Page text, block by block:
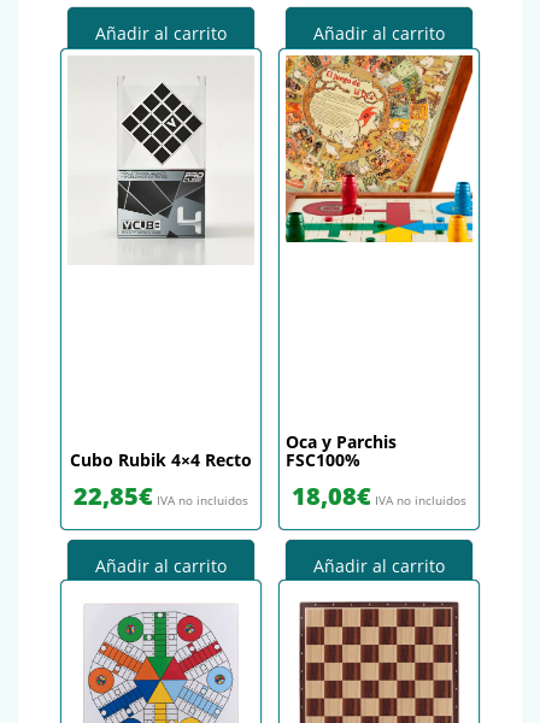
Añadir al carrito Añadir al carrito
Cubo Rubik 4×4 Recto
22,85€ IVA no incluidos
Añadir al carrito
Oca y Parchis
FSC100%
18,08€ IVA no incluidos
Añadir al carrito